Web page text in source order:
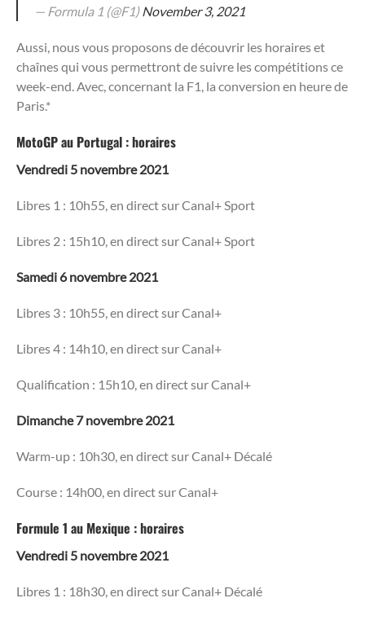
— Formula 1 (@F1)November 3, 2021
Aussi, nous vous proposons de découvrir les horaires et
chaînes qui vous permettront de suivre les compétitions ce
week-end. Avec, concernant la F1, la conversion en heure de
Paris.*
MotoGP au Portugal : horaires
Vendredi 5 novembre 2021
Libres 1 : 10h55, en direct sur Canal+ Sport
Libres 2 : 15h10, en direct sur Canal+ Sport
Samedi 6 novembre 2021
Libres 3 : 10h55, en direct sur Canal+
Libres 4 : 14h10, en direct sur Canal+
Qualification : 15h10, en direct sur Canal+
Dimanche 7 novembre 2021
Warm-up : 10h30, en direct sur Canal+ Décalé
Course : 14h00, en direct sur Canal+
Formule 1 au Mexique : horaires
Vendredi 5 novembre 2021
Libres 1 : 18h30, en direct sur Canal+ Décalé